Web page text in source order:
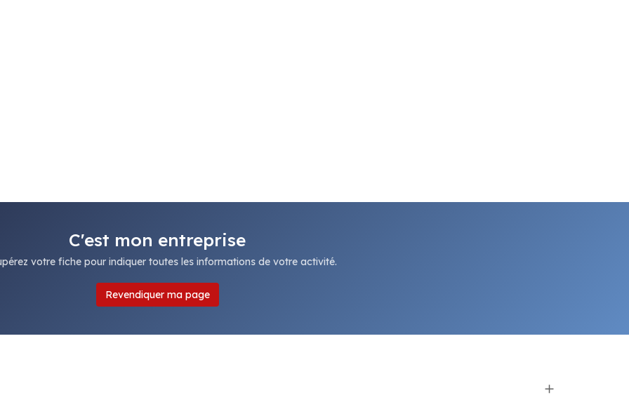
C'est mon entreprise
votre fiche pour indiquer toutes les informations de votre activité.
Revendiquer ma page